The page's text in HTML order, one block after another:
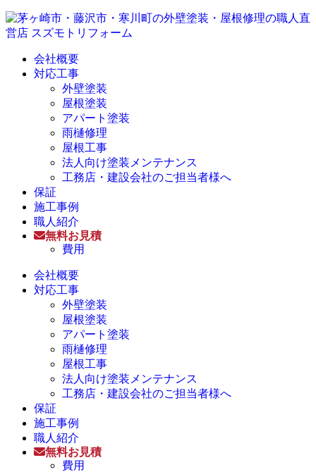
会社概要
対応工事
外壁塗装
屋根塗装
アパート塗装
雨樋修理
屋根工事
法人向け塗装メンテナンス
工務店・建設会社のご担当者様へ
保証
施工事例
職人紹介
無料お見積
費用
会社概要
対応工事
外壁塗装
屋根塗装
アパート塗装
雨樋修理
屋根工事
法人向け塗装メンテナンス
工務店・建設会社のご担当者様へ
保証
施工事例
職人紹介
無料お見積
費用